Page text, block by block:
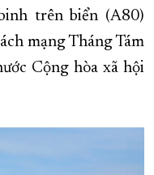
trên biển (A80)
mạng Tháng Tám
Cộng hòa xã hội